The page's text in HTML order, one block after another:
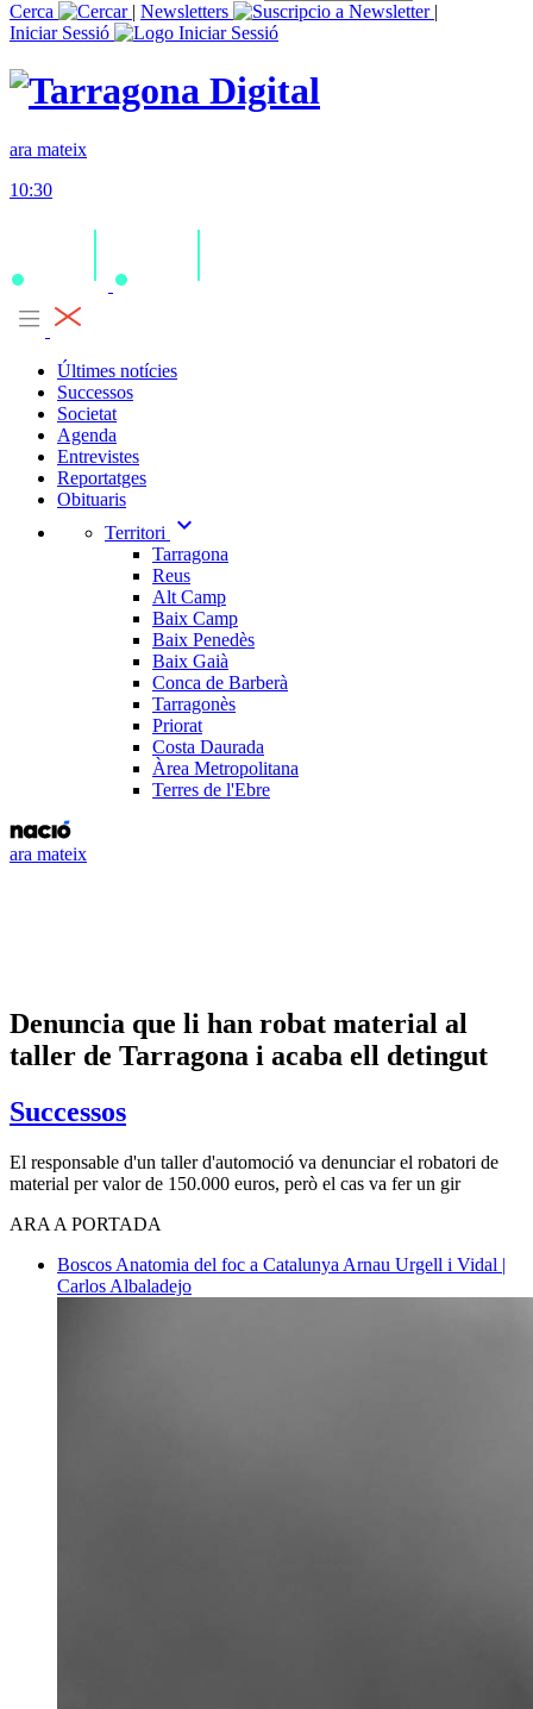
Cerca
| Newsletters
|
Iniciar Sessió
ara mateix
10:30
Últimes notícies
Successos
Societat
Agenda
Entrevistes
Reportatges
Obituaris
Territori
expand_more
Tarragona
Reus
Alt Camp
Baix Camp
Baix Penedès
Baix Gaià
Conca de Barberà
Tarragonès
Priorat
Costa Daurada
Àrea Metropolitana
Terres de l'Ebre
ara mateix
Denuncia que li han robat material al
taller de Tarragona i acaba ell detingut
Successos
El responsable d'un taller d'automoció va denunciar el robatori de
material per valor de 150.000 euros, però el cas va fer un gir
ARA A PORTADA
Boscos Anatomia del foc a Catalunya Arnau Urgell i Vidal |
Carlos Albaladejo